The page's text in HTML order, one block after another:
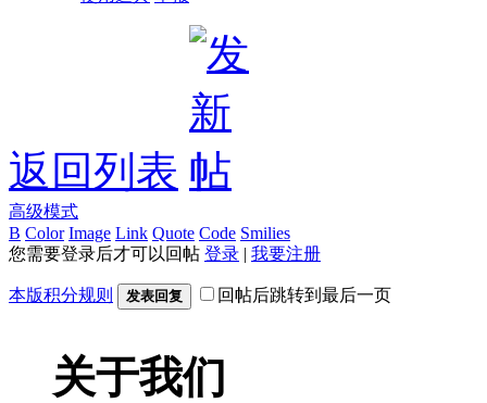
返回列表
高级模式
B Color Image Link Quote Code Smilies
您需要登录后才可以回帖 登录 | 我要注册
本版积分规则 发表回复 回帖后跳转到最后一页
关于我们